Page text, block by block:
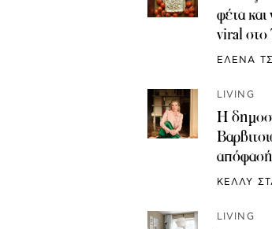
φέτα και
viral
ΕΛΕΝΑ
LIVING
Η
απόφασή
ΚΕΛΛΥ
LIVING